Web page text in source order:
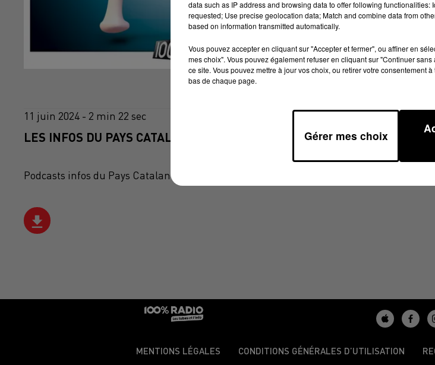
11 juin 2024 - 2 min 22 sec
LES INFOS DU PAYS CATALAN DU 11/06/2024 À 10H00
Podcasts infos du Pays Catalan
MENTIONS LÉGALES CONDITIONS GÉNÉRALES D’UTILISATION
data such as IP address and browsing data to offer following
requested; Use precise geolocation data; Match and combine data from
based on information transmitted automatically.
Vous pouvez accepter en cliquant sur "Accepter et fermer", ou affiner en
mes choix". Vous pouvez également refuser en cliquant sur "Continuer
ce site. Vous pouvez mettre à jour vos choix, ou retirer votre consentement
bas de chaque page.
Gérer mes choix